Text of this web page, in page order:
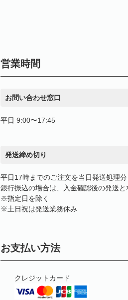
営業時間
お問い合わせ窓口
平日 9:00〜17:45
発送締め切り
平日17時までのご注文を当日発送処理分
銀行振込の場合は、入金確認後の発送と
※指定日を除く
※土日祝は発送業務休み
お支払い方法
クレジットカード